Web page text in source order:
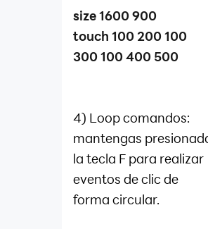
size 1600 900
touch 100 200 100
300 100 400 500
4) Loop comandos:
mantengas
la tecla F para realizar
eventos de clic de
forma circular.